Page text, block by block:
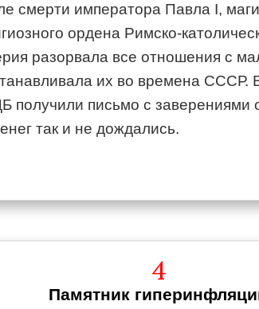
смерти императора Павла I,
ордена Римско-
разорвала все отношения с
их во времена СССР.
получили письмо с заверениями
так и не дождались.
4
Памятник